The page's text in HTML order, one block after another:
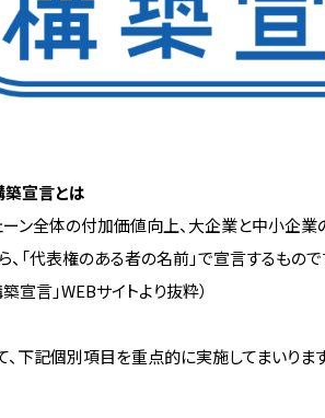
宣言とは
ン全体の付加価値向上、大企業と中小企業
、「代表権のある者の名前」で宣言するもので
宣言」WEBサイトより抜粋）
下記個別項目を重点的に実施してまいります